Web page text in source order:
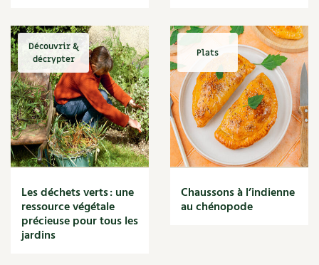
Mare
Marie Chioca
Marmite
Massage
Matériaux
Maux
Méditerranéen
Menace
Mésange
Microflore
Migraine
Mode de culture
Montagne
Découvrir &
décrypter
Les déchets verts : une
ressource végétale
précieuse pour tous les
jardins
Plats
Chaussons à l’indienne
au chénopode